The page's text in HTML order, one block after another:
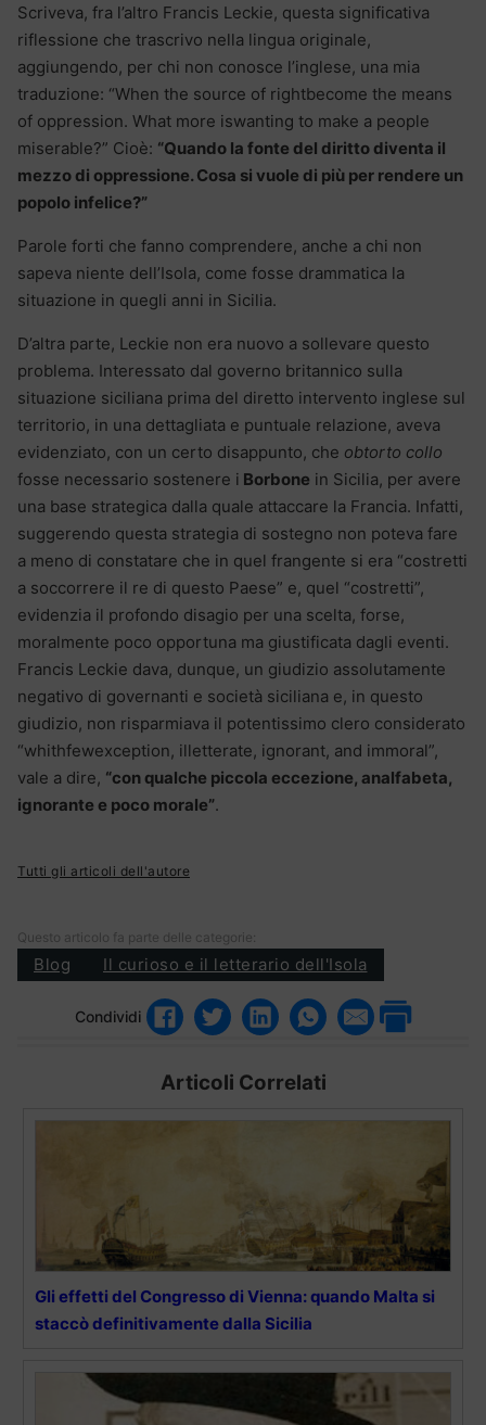
Scriveva, fra l’altro Francis Leckie, questa significativa
riflessione che trascrivo nella lingua originale,
aggiungendo, per chi non conosce l’inglese, una mia
traduzione: “When the source of rightbecome the means
of oppression. What more iswanting to make a people
miserable?” Cioè: “Quando la fonte del diritto diventa il
mezzo di oppressione. Cosa si vuole di più per rendere un
popolo infelice?”
Parole forti che fanno comprendere, anche a chi non
sapeva niente dell’Isola, come fosse drammatica la
situazione in quegli anni in Sicilia.
D’altra parte, Leckie non era nuovo a sollevare questo
problema. Interessato dal governo britannico sulla
situazione siciliana prima del diretto intervento inglese sul
territorio, in una dettagliata e puntuale relazione, aveva
evidenziato, con un certo disappunto, che obtorto collo
fosse necessario sostenere i Borbone in Sicilia, per avere
una base strategica dalla quale attaccare la Francia. Infatti,
suggerendo questa strategia di sostegno non poteva fare
a meno di constatare che in quel frangente si era “costretti
a soccorrere il re di questo Paese” e, quel “costretti”,
evidenzia il profondo disagio per una scelta, forse,
moralmente poco opportuna ma giustificata dagli eventi.
Francis Leckie dava, dunque, un giudizio assolutamente
negativo di governanti e società siciliana e, in questo
giudizio, non risparmiava il potentissimo clero considerato
“whithfewexception, illetterate, ignorant, and immoral”,
vale a dire, “con qualche piccola eccezione, analfabeta,
ignorante e poco morale”.
Tutti gli articoli dell'autore
Questo articolo fa parte delle categorie:
Blog Il curioso e il letterario dell'Isola
Condividi
Articoli Correlati
Gli effetti del Congresso di Vienna: quando Malta si
staccò definitivamente dalla Sicilia